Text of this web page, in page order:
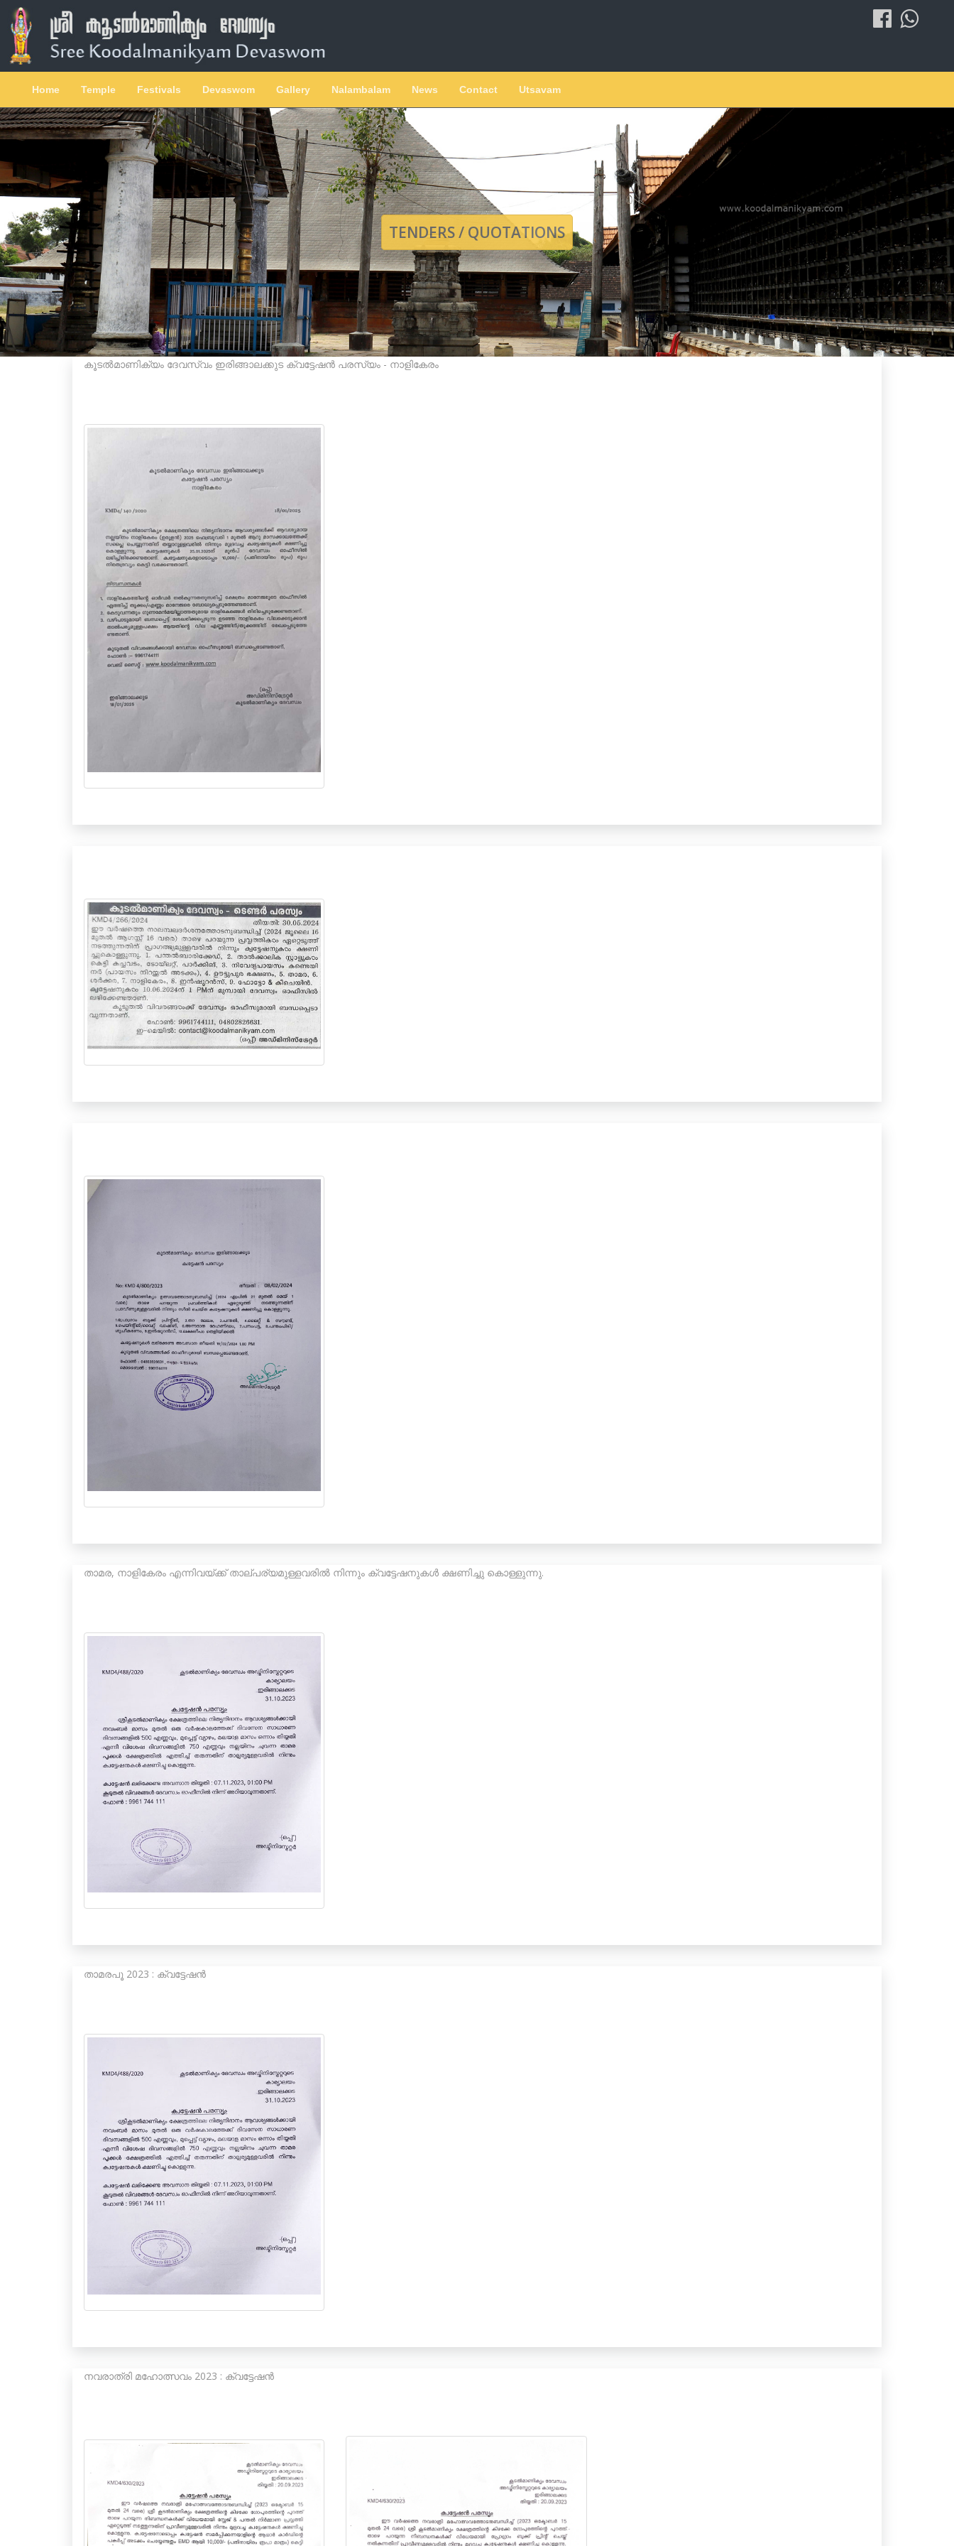
Home Temple Festivals Devaswom Gallery Nalambalam News Contact Utsavam
TENDERS / QUOTATIONS
കൂടൽമാണിക്യം ദേവസ്വം ഇരിങ്ങാലക്കുട ക്വട്ടേഷൻ പരസ്യം - നാളികേരം
താമര, നാളികേരം എന്നിവയ്ക്ക് താല്പര്യമുള്ളവരിൽ നിന്നും ക്വട്ടേഷനുകൾ ക്ഷണിച്ചു കൊള്ളുന്നു.
താമരപൂ 2023 : ക്വട്ടേഷൻ
നവരാത്രി മഹോത്സവം 2023 : ക്വട്ടേഷൻ